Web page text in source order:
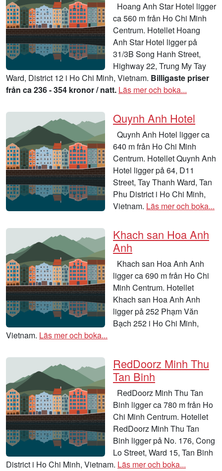
Hoang Anh Star Hotel ligger
ca 560 m från Ho Chi Minh
Centrum. Hotellet Hoang
Anh Star Hotel ligger på
31/3B Song Hanh Street,
Highway 22, Trung My Tay
Ward, District 12 i Ho Chi Minh, Vietnam. Billigaste priser
från ca 236 - 354 kronor / natt. Läs mer och boka...
Quynh Anh Hotel
Quynh Anh Hotel ligger ca
640 m från Ho Chi Minh
Centrum. Hotellet Quynh Anh
Hotel ligger på 64, D11
Street, Tay Thanh Ward, Tan
Phu District i Ho Chi Minh,
Vietnam. Läs mer och boka...
Khach san Hoa Anh
Anh
Khach san Hoa Anh Anh
ligger ca 690 m från Ho Chi
Minh Centrum. Hotellet
Khach san Hoa Anh Anh
ligger på 252 Phạm Văn
Bạch 252 i Ho Chi Minh,
Vietnam. Läs mer och boka...
RedDoorz Minh Thu
Tan Binh
RedDoorz Minh Thu Tan
Binh ligger ca 780 m från Ho
Chi Minh Centrum. Hotellet
RedDoorz Minh Thu Tan
Binh ligger på No. 176, Cong
Lo Street, Ward 15, Tan Binh
District i Ho Chi Minh, Vietnam. Läs mer och boka...